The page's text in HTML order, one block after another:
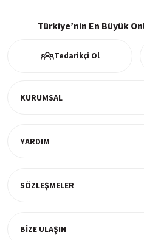
Türkiye’nin En Büyük
Tedarikçi Ol
KURUMSAL
YARDIM
SÖZLEŞMELER
BİZE ULAŞIN